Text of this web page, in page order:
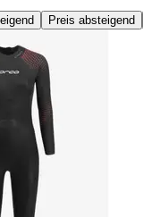
Preis absteigend